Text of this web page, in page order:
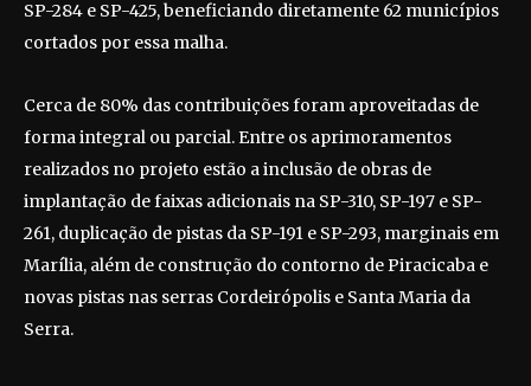
SP-284 e SP-425, beneficiando diretamente 62 municípios
cortados por essa malha.
Cerca de 80% das contribuições foram aproveitadas de
forma integral ou parcial. Entre os aprimoramentos
realizados no projeto estão a inclusão de obras de
implantação de faixas adicionais na SP-310, SP-197 e SP-
261, duplicação de pistas da SP-191 e SP-293, marginais em
Marília, além de construção do contorno de Piracicaba e
novas pistas nas serras Cordeirópolis e Santa Maria da
Serra.